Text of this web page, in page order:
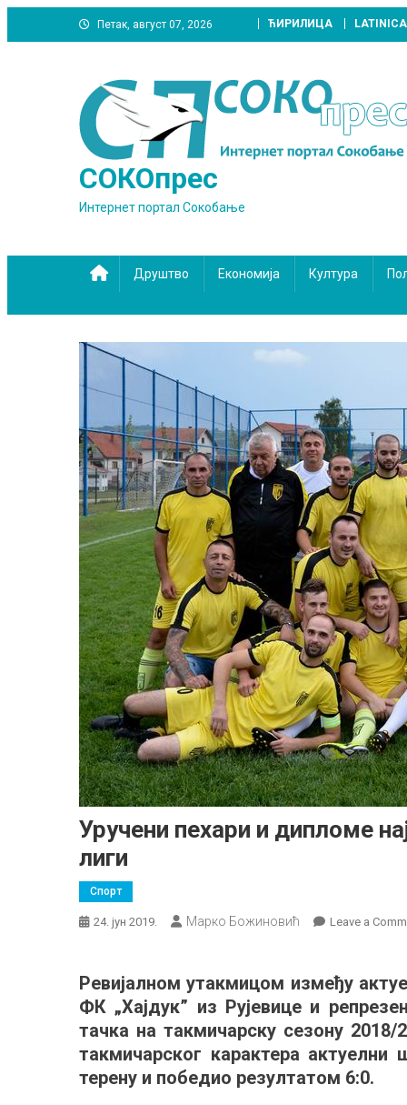
to
Петак, август 07, 2026 ЋИРИЛИЦА LATINICA
СОКОпрес
Интернет портал Сокобање
Друштво Економија Култура
Уручени пехари и дипломе
лиги
Спорт
24. јун 2019. Марко Божиновић Leave a
Ревијалном утакмицом између
ФК „Хајдук” из Рујевице и
тачка на такмичарску сезону
такмичарског карактера актуелни
терену и победио резултатом 6:0.